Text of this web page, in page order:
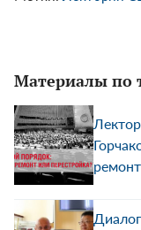
Материалы по